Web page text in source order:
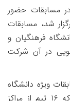
مسابقات حضور
شد، مسابقات
فرهنگیان و
در آن شرکت
ویژه دانشگاه
۱۶ تیم از مراکز